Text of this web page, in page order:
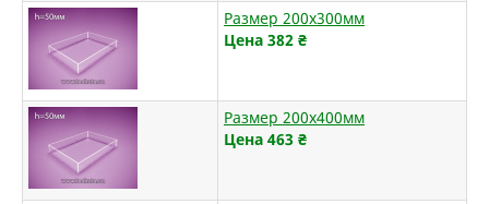
Размер 200х300мм
Цена 382 ₴
Размер 200х400мм
Цена 463 ₴